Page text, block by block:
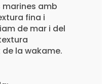
marines amb
fina i
de mar i del
la wakame.